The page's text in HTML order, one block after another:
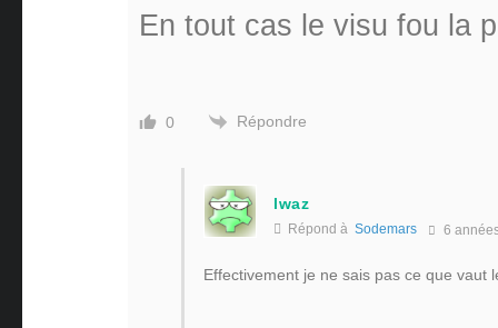
En tout cas le visu fou la
0 Répondre
lwaz
Répond à Sodemars 6
Effectivement je ne sais pas ce que